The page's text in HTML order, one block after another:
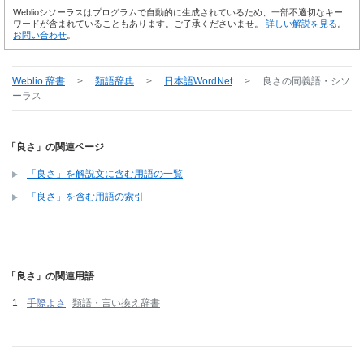
Weblioシソーラスはプログラムで自動的に生成されているため、一部不適切なキー
ワードが含まれていることもあります。ご了承くださいませ。 詳しい解説を見る
お問い合わせ
Weblio 辞書 > 類語辞典 > 日本語WordNet > 良さの同義語・シソ
ーラス
「良さ」の関連ページ
「良さ」を解説文に含む用語の一覧
「良さ」を含む用語の索引
「良さ」の関連用語
手際よさ 類語・言い換え辞書